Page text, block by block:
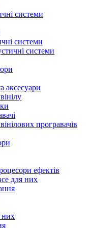
системи
системи
системи
аксесуари
програвачів
ефектів
для них
них